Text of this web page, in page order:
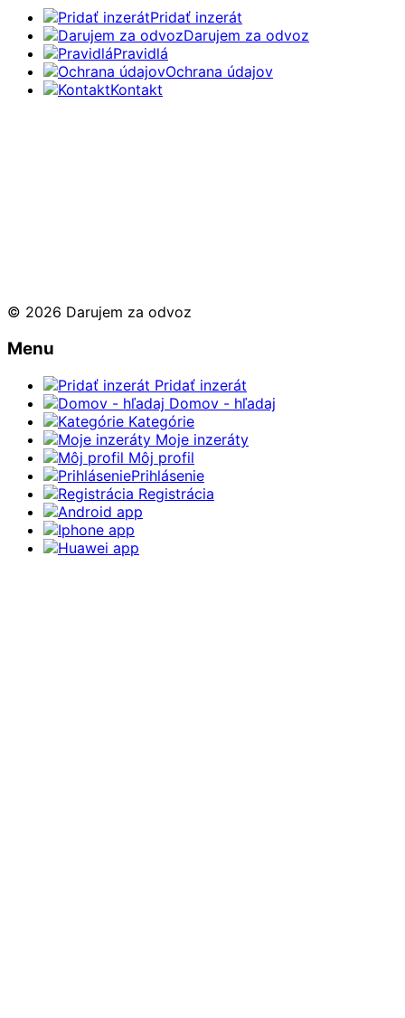
Pridať inzerát
Darujem za odvoz
Pravidlá
Ochrana údajov
Kontakt
© 2026 Darujem za odvoz
Menu
Pridať inzerát
Domov - hľadaj
Kategórie
Moje inzeráty
Môj profil
Prihlásenie
Registrácia